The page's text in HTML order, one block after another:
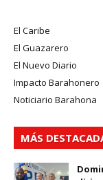
El Caribe
El Guazarero
El Nuevo Diario
Impacto Barahonero
Noticiario Barahona
MÁS